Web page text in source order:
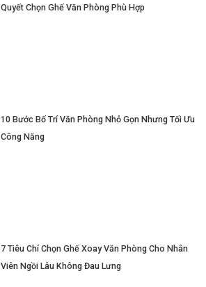
Quyết Chọn Ghế Văn Phòng Phù Hợp
10 Bước Bố Trí Văn Phòng Nhỏ Gọn Nhưng Tối Ưu
Công Năng
7 Tiêu Chí Chọn Ghế Xoay Văn Phòng Cho Nhân
Viên Ngồi Lâu Không Đau Lưng